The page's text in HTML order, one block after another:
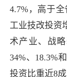
4.7%，高于全
工业技改投资
术产业、战
34%、18.3%
投资比重近8成